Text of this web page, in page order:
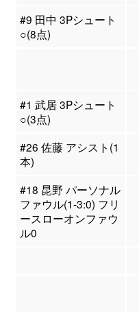
#9 田中 3Pシュート
○(8点)
#1 武居 3Pシュート
○(3点)
#26 佐藤 アシスト(1
本)
#18 昆野 パーソナル
ファウル(1-3:0) フリ
ースローオンファウ
ル0